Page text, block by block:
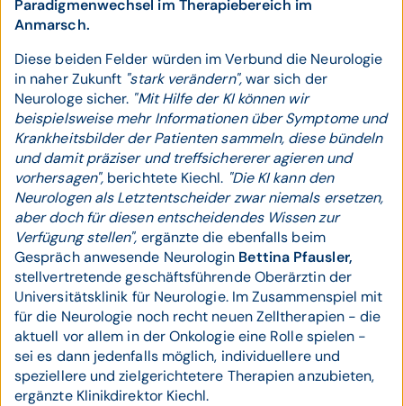
Paradigmenwechsel im Therapiebereich im
Anmarsch.
Diese beiden Felder würden im Verbund die Neurologie
in naher Zukunft "stark verändern",war sich der
Neurologe sicher. "Mit Hilfe der KI können wir
beispielsweise mehr Informationen über Symptome und
Krankheitsbilder der Patienten sammeln, diese bündeln
und damit präziser und treffsichererer agieren und
vorhersagen", berichtete Kiechl. "Die KI kann den
Neurologen als Letztentscheider zwar niemals ersetzen,
aber doch für diesen entscheidendes Wissen zur
Verfügung stellen", ergänzte die ebenfalls beim
Gespräch anwesende Neurologin Bettina Pfausler,
stellvertretende geschäftsführende Oberärztin der
Universitätsklinik für Neurologie. Im Zusammenspiel mit
für die Neurologie noch recht neuen Zelltherapien - die
aktuell vor allem in der Onkologie eine Rolle spielen -
sei es dann jedenfalls möglich, individuellere und
speziellere und zielgerichtetere Therapien anzubieten,
ergänzte Klinikdirektor Kiechl.